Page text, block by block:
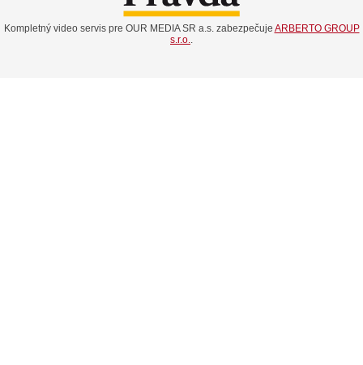
Kompletný video servis pre OUR MEDIA SR a.s. zabezpečuje ARBERTO GROUP
s.r.o..